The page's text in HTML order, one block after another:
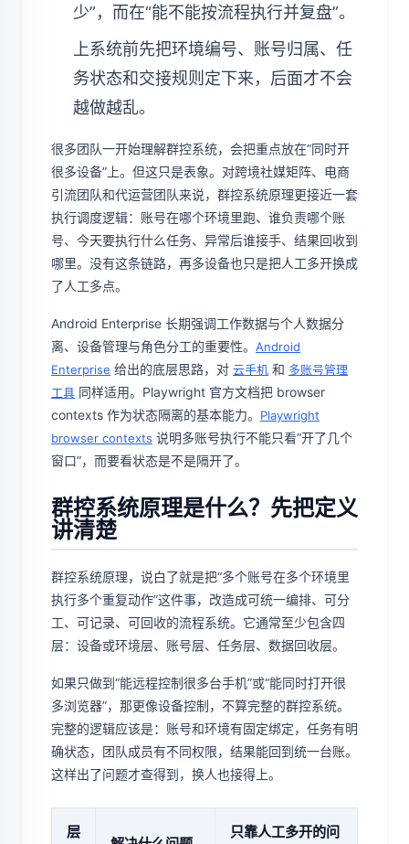
少”，而在“能不能按流程执行并复盘”。
上系统前先把环境编号、账号归属、任
务状态和交接规则定下来，后面才不会
越做越乱。
很多团队一开始理解群控系统，会把重点放在“同时开
很多设备”上。但这只是表象。对跨境社媒矩阵、电商
引流团队和代运营团队来说，群控系统原理更接近一套
执行调度逻辑：账号在哪个环境里跑、谁负责哪个账
号、今天要执行什么任务、异常后谁接手、结果回收到
哪里。没有这条链路，再多设备也只是把人工多开换成
了人工多点。
Android Enterprise 长期强调工作数据与个人数据分
离、设备管理与角色分工的重要性。 Android
Enterprise 给出的底层思路，对 云手机 和 多账号管理
工具 同样适用。Playwright 官方文档把 browser
contexts 作为状态隔离的基本能力。 Playwright
browser contexts 说明多账号执行不能只看“开了几个
窗口”，而要看状态是不是隔开了。
群控系统原理是什么？先把定义
讲清楚
群控系统原理，说白了就是把“多个账号在多个环境里
执行多个重复动作”这件事，改造成可统一编排、可分
工、可记录、可回收的流程系统。它通常至少包含四
层：设备或环境层、账号层、任务层、数据回收层。
如果只做到“能远程控制很多台手机”或“能同时打开很
多浏览器”，那更像设备控制，不算完整的群控系统。
完整的逻辑应该是：账号和环境有固定绑定，任务有明
确状态，团队成员有不同权限，结果能回到统一台账。
这样出了问题才查得到，换人也接得上。
层 只靠人工多开的问